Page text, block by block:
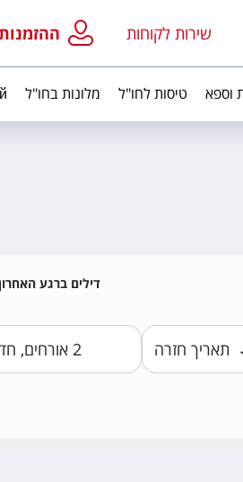
שירות לקוחות
וספא טיסות לחו"ל מלונות בחו"ל
דילים ברגע